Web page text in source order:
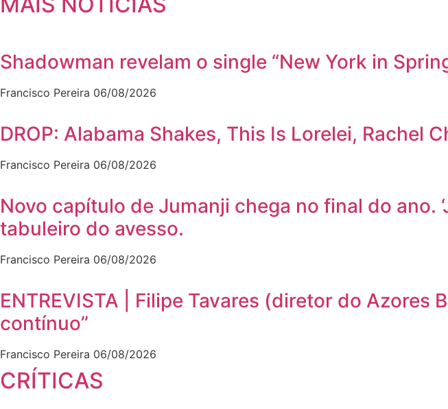
Shadowman revelam o single “New York in
Francisco Pereira 06/08/2026
DROP: Alabama Shakes, This Is Lorelei, Rachel
Francisco Pereira 06/08/2026
Novo capítulo de Jumanji chega no final do ano.
tabuleiro do avesso.
Francisco Pereira 06/08/2026
ENTREVISTA | Filipe Tavares (diretor do
contínuo”
Francisco Pereira 06/08/2026
CRÍTICAS